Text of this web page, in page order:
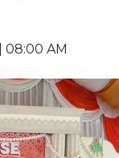
08:00 AM